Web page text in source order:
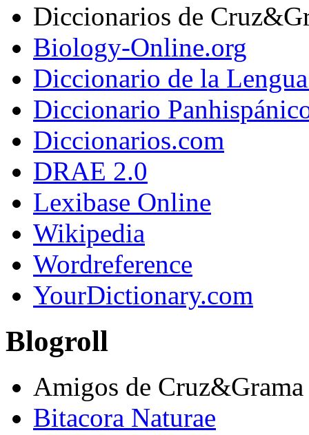
Diccionarios de
Biology-Online.org
Diccionario de la
Diccionario
Diccionarios.com
DRAE 2.0
Lexibase Online
Wikipedia
Wordreference
YourDictionary.com
Blogroll
Amigos de Cruz&Grama
Bitacora Naturae